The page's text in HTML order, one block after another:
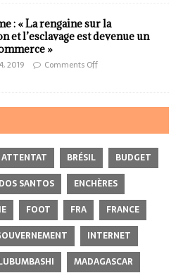
: « La rengaine sur la
et l’esclavage est devenue un
»
2019 Comments Off
ATTENTAT BRÉSIL
BUDGET
DOS SANTOS
ENCHÈRES
FOOT FRA
FRANCE
INTERNET
MADAGASCAR